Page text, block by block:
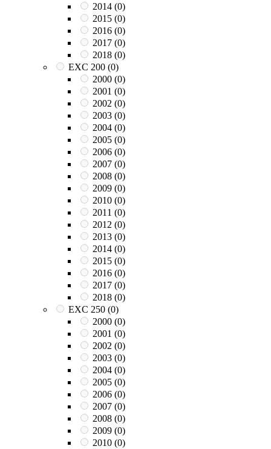
2014 (0)
2015 (0)
2016 (0)
2017 (0)
2018 (0)
EXC 200 (0)
2000 (0)
2001 (0)
2002 (0)
2003 (0)
2004 (0)
2005 (0)
2006 (0)
2007 (0)
2008 (0)
2009 (0)
2010 (0)
2011 (0)
2012 (0)
2013 (0)
2014 (0)
2015 (0)
2016 (0)
2017 (0)
2018 (0)
EXC 250 (0)
2000 (0)
2001 (0)
2002 (0)
2003 (0)
2004 (0)
2005 (0)
2006 (0)
2007 (0)
2008 (0)
2009 (0)
2010 (0)